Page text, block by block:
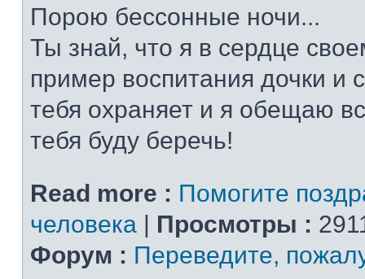
Порою бессонные ночи...
Ты знай, что я в сердце
пример воспитания дочки и
тебя охраняет и я обещаю
тебя буду беречь!
Read more : Помогите
человека | Просмотры :
Форум : Переведите,